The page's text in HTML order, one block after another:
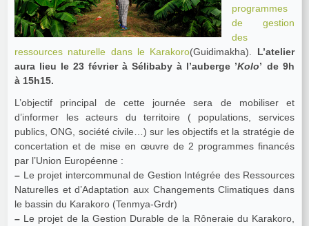
programmes
de gestion
des
ressources naturelle dans le Karakoro(Guidimakha). L’atelier
aura lieu le 23 février à Sélibaby à l’auberge ’Kolo’ de 9h
à 15h15.
L’objectif principal de cette journée sera de mobiliser et
d’informer les acteurs du territoire ( populations, services
publics, ONG, société civile…) sur les objectifs et la stratégie de
concertation et de mise en œuvre de 2 programmes financés
par l’Union Européenne :
– Le projet intercommunal de Gestion Intégrée des Ressources
Naturelles et d’Adaptation aux Changements Climatiques dans
le bassin du Karakoro (Tenmya-Grdr)
– Le projet de la Gestion Durable de la Rôneraie du Karakoro,